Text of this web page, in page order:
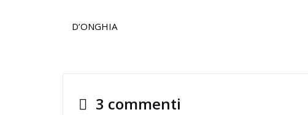
D’ONGHIA
3 commenti